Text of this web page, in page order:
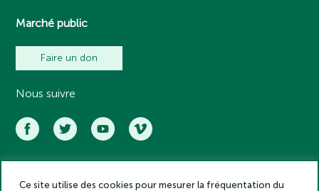
Marché public
Faire un don
Nous suivre
Ce site utilise des cookies pour mesurer la fréquentation du